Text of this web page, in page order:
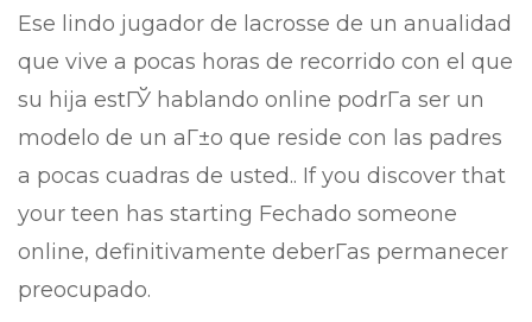
Ese lindo jugador de lacrosse de un anualidad
que vive a pocas horas de recorrido con el que
su hija estГЎ hablando online podrГ­a ser un
modelo de un aГ±o que reside con las padres
a pocas cuadras de usted.. If you discover that
your teen has starting Fechado someone
online, definitivamente deberГ­as permanecer
preocupado.